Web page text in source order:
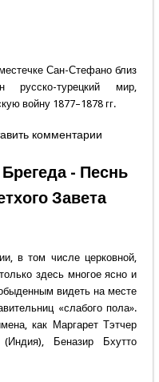
Сан-Стефано близ
русско-турецкий мир,
войну 1877–1878 гг.
- За свободу славян!
комментарии
- Песнь
Завета
в том числе церковной,
здесь многое ясно и
видеть на месте
«слабого пола».
как Маргарет Тэтчер
Беназир Бхутто